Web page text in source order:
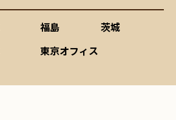
福島
茨城
東京オフィス